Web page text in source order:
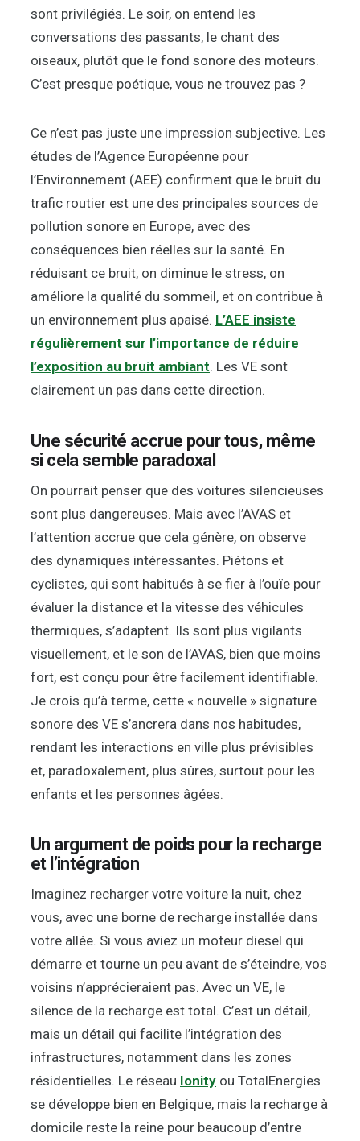
sont privilégiés. Le soir, on entend les
conversations des passants, le chant des
oiseaux, plutôt que le fond sonore des moteurs.
C’est presque poétique, vous ne trouvez pas ?
Ce n’est pas juste une impression subjective. Les
études de l’Agence Européenne pour
l’Environnement (AEE) confirment que le bruit du
trafic routier est une des principales sources de
pollution sonore en Europe, avec des
conséquences bien réelles sur la santé. En
réduisant ce bruit, on diminue le stress, on
améliore la qualité du sommeil, et on contribue à
un environnement plus apaisé. L’AEE insiste
régulièrement sur l’importance de réduire
l’exposition au bruit ambiant. Les VE sont
clairement un pas dans cette direction.
Une sécurité accrue pour tous, même
si cela semble paradoxal
On pourrait penser que des voitures silencieuses
sont plus dangereuses. Mais avec l’AVAS et
l’attention accrue que cela génère, on observe
des dynamiques intéressantes. Piétons et
cyclistes, qui sont habitués à se fier à l’ouïe pour
évaluer la distance et la vitesse des véhicules
thermiques, s’adaptent. Ils sont plus vigilants
visuellement, et le son de l’AVAS, bien que moins
fort, est conçu pour être facilement identifiable.
Je crois qu’à terme, cette « nouvelle » signature
sonore des VE s’ancrera dans nos habitudes,
rendant les interactions en ville plus prévisibles
et, paradoxalement, plus sûres, surtout pour les
enfants et les personnes âgées.
Un argument de poids pour la recharge
et l’intégration
Imaginez recharger votre voiture la nuit, chez
vous, avec une borne de recharge installée dans
votre allée. Si vous aviez un moteur diesel qui
démarre et tourne un peu avant de s’éteindre, vos
voisins n’apprécieraient pas. Avec un VE, le
silence de la recharge est total. C’est un détail,
mais un détail qui facilite l’intégration des
infrastructures, notamment dans les zones
résidentielles. Le réseau Ionity ou TotalEnergies
se développe bien en Belgique, mais la recharge à
domicile reste la reine pour beaucoup d’entre